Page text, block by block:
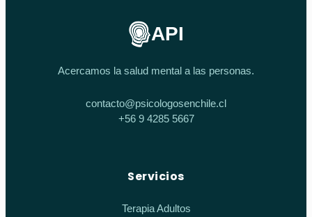
API
Acercamos la salud mental a las personas.
contacto@psicologosenchile.cl
+56 9 4285 5667
Servicios
Terapia Adultos